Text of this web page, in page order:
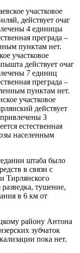
участковое
действует очаг
4 единицы
преграда –
пунктам нет.
участковое
действует очаг
7 единиц
преграда –
пунктам нет.
участковое
действует
3
естественная
населенным
штаба было
в связи с
Тирлянского
тушение,
в 6 км от
району Антона
зубчаток
пока нет.